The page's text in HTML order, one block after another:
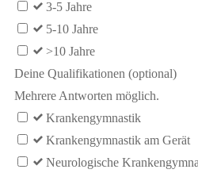
3-5 Jahre
5-10 Jahre
>10 Jahre
Deine Qualifikationen (optional)
Mehrere Antworten möglich.
Krankengymnastik
Krankengymnastik am Gerät
Neurologische